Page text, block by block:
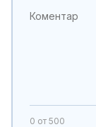
0 от 500